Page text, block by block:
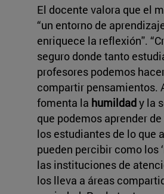
El docente valora que el
“un entorno de
enriquece la reflexión''.
seguro donde tanto
profesores podemos
compartir pensamientos.
fomenta la humildady la
que podemos aprender
los estudiantes de lo que
pueden percibir como los
las instituciones de
los lleva a áreas